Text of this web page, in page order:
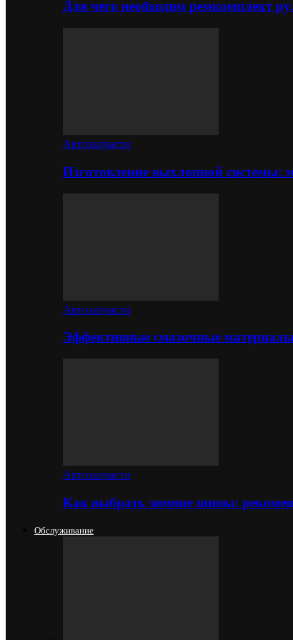
Для чего необходим ремкомплект
Автозапчасти
Изготовление выхлопной системы:
Автозапчасти
Эффективные смазочные
Автозапчасти
Как выбрать зимние шины:
Обслуживание